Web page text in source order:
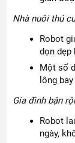
Nhà nuôi thú
Robot
dọn dẹp
Một số
lông
Gia đình bận
Robot
ngày,